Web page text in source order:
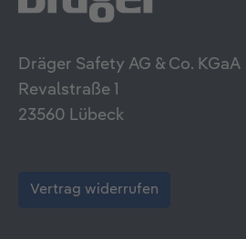
Dräger Safety AG & Co. KGaA
Revalstraße 1
23560 Lübeck
Vertrag widerrufen